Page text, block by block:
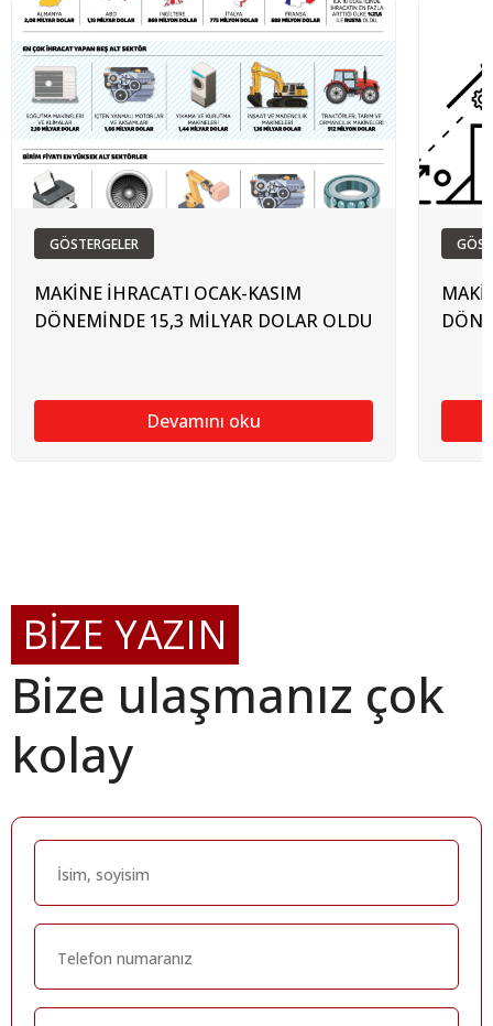
GÖSTERGELER
MAKİNE İHRACATI OCAK-KASIM
DÖNEMİNDE 15,3 MİLYAR DOLAR OLDU
Devamını oku
BİZE YAZIN
Bize ulaşmanız çok
kolay